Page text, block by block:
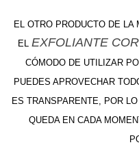
EL OTRO PRODUCTO DE
EL EXFOLIANTE
CÓMODO DE UTILIZAR
PUEDES APROVECHAR
ES TRANSPARENTE, POR
QUEDA EN CADA